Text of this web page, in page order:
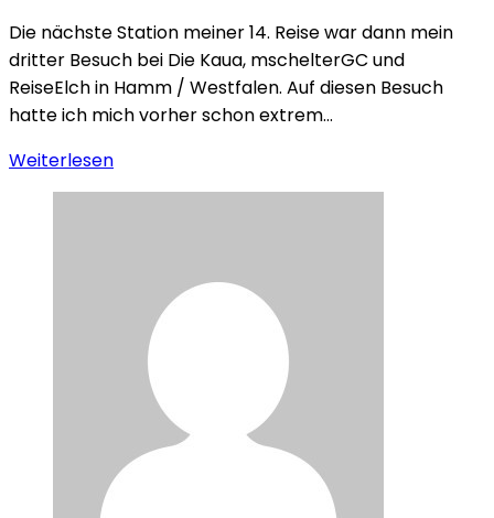
Die nächste Station meiner 14. Reise war dann mein
dritter Besuch bei Die Kaua, mschelterGC und
ReiseElch in Hamm / Westfalen. Auf diesen Besuch
hatte ich mich vorher schon extrem…
Weiterlesen